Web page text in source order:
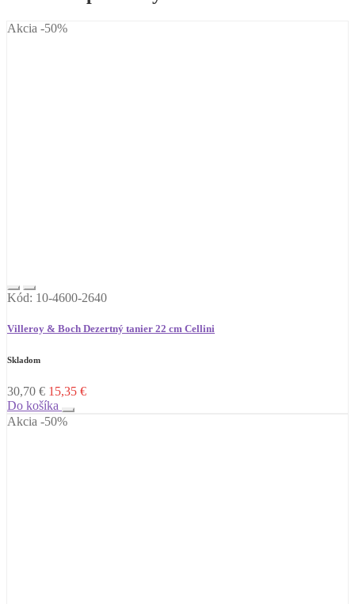
Akcia -50%
Kód: 10-4600-2640
Villeroy & Boch Dezertný tanier 22 cm Cellini
Skladom
30,70 € 15,35 €
Do košíka
Akcia -50%